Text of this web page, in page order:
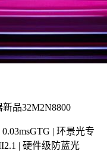
品32M2N8800
| 环景光专
| 硬件级防蓝光